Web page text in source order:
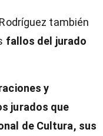
también
fallos del jurado
y
jurados que
de Cultura, sus